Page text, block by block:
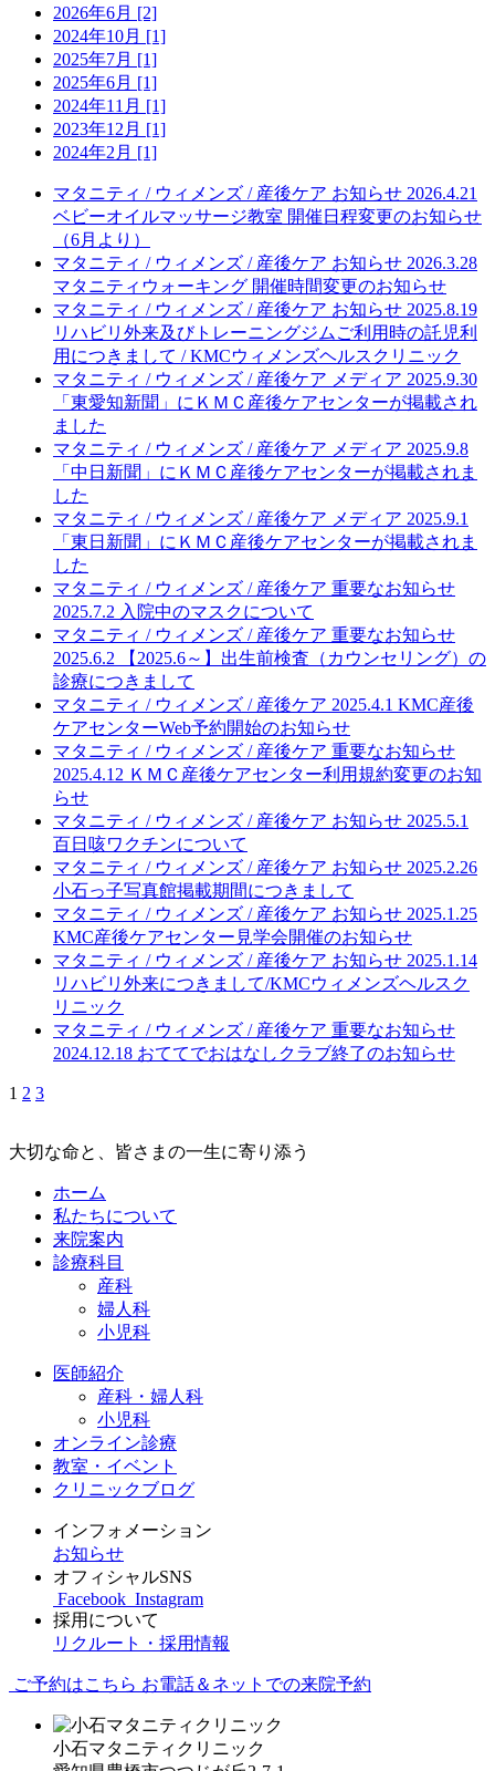
2026年6月 [2]
2024年10月 [1]
2025年7月 [1]
2025年6月 [1]
2024年11月 [1]
2023年12月 [1]
2024年2月 [1]
マタニティ / ウィメンズ / 産後ケア お知らせ 2026.4.21
ベビーオイルマッサージ教室 開催日程変更のお知らせ
（6月より）
マタニティ / ウィメンズ / 産後ケア お知らせ 2026.3.28
マタニティウォーキング 開催時間変更のお知らせ
マタニティ / ウィメンズ / 産後ケア お知らせ 2025.8.19
リハビリ外来及びトレーニングジムご利用時の託児利
用につきまして / KMCウィメンズヘルスクリニック
マタニティ / ウィメンズ / 産後ケア メディア 2025.9.30
「東愛知新聞」にＫＭＣ産後ケアセンターが掲載され
ました
マタニティ / ウィメンズ / 産後ケア メディア 2025.9.8
「中日新聞」にＫＭＣ産後ケアセンターが掲載されま
した
マタニティ / ウィメンズ / 産後ケア メディア 2025.9.1
「東日新聞」にＫＭＣ産後ケアセンターが掲載されま
した
マタニティ / ウィメンズ / 産後ケア 重要なお知らせ
2025.7.2 入院中のマスクについて
マタニティ / ウィメンズ / 産後ケア 重要なお知らせ
2025.6.2
【2025.6～】出生前検査（カウンセリング）の
診療につきまして
マタニティ / ウィメンズ / 産後ケア 2025.4.1 KMC産後
ケアセンターWeb予約開始のお知らせ
マタニティ / ウィメンズ / 産後ケア 重要なお知らせ
2025.4.12 ＫＭＣ産後ケアセンター利用規約変更のお知
らせ
マタニティ / ウィメンズ / 産後ケア お知らせ 2025.5.1
百日咳ワクチンについて
マタニティ / ウィメンズ / 産後ケア お知らせ 2025.2.26
小石っ子写真館掲載期間につきまして
マタニティ / ウィメンズ / 産後ケア お知らせ 2025.1.25
KMC産後ケアセンター見学会開催のお知らせ
マタニティ / ウィメンズ / 産後ケア お知らせ 2025.1.14
リハビリ外来につきまして/KMCウィメンズヘルスク
リニック
マタニティ / ウィメンズ / 産後ケア 重要なお知らせ
2024.12.18 おててでおはなしクラブ終了のお知らせ
1 2 3
大切な命と、皆さまの一生に寄り添う
ホーム
私たちについて
来院案内
診療科目
産科
婦人科
小児科
医師紹介
産科・婦人科
小児科
オンライン診療
教室・イベント
クリニックブログ
インフォメーション
お知らせ
オフィシャルSNS
Facebook Instagram
採用について
リクルート・採用情報
ご予約はこちら お電話＆ネットでの来院予約
小石マタニティクリニック